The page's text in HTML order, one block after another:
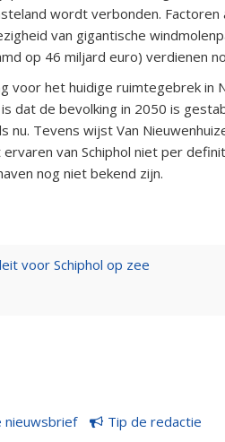
wordt verbonden. Factoren
van gigantische
op 46 miljard euro) verdienen
voor het huidige ruimtegebrek in
dat de bevolking in 2050 is
nu. Tevens wijst Van
van Schiphol niet per
nog niet bekend zijn.
voor Schiphol op zee
nieuwsbrief Tip de redactie